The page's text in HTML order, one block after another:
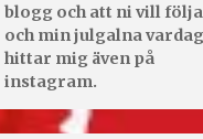
blogg och att ni vill
och min julgalna
hittar mig även på
instagram.